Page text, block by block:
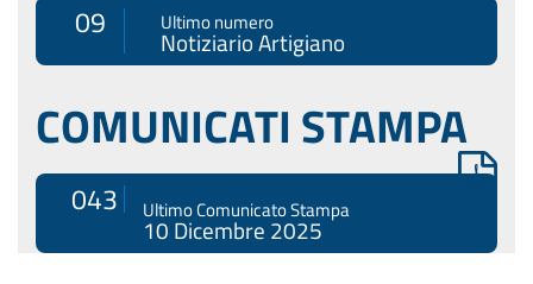
09 Ultimo numero
Notiziario Artigiano
COMUNICATI STAMPA
043 Ultimo Comunicato Stampa
10 Dicembre 2025